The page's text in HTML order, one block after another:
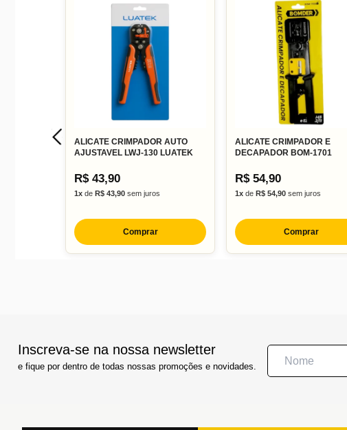
ALICATE CRIMPADOR AUTO
AJUSTAVEL LWJ-130 LUATEK
R$ 43,90
1x de R$ 43,90 sem juros
Comprar
ALICATE CRIMPADOR E
DECAPADOR BOM-1701
R$ 54,90
1x de R$ 54,90 sem juros
Comprar
Inscreva-se na nossa newsletter
e fique por dentro de todas nossas promoções e novidades.